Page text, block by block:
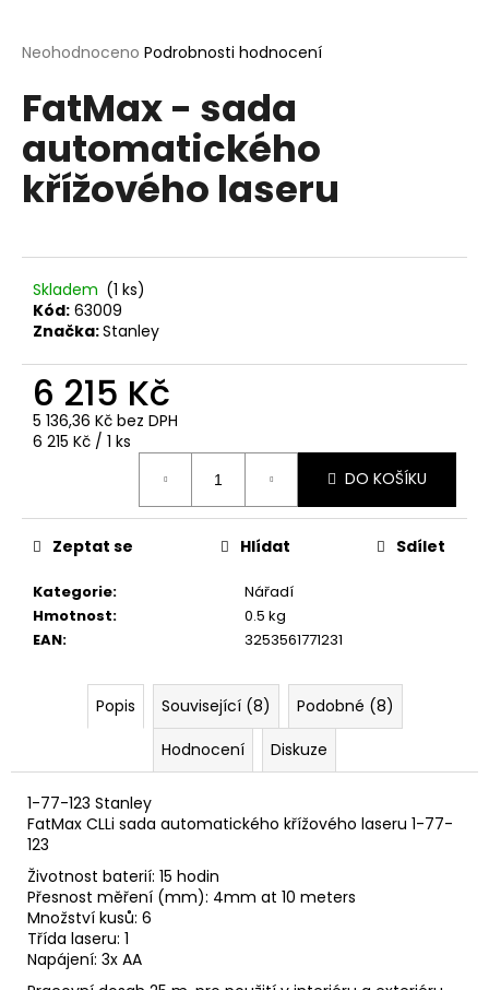
Průměrné
produktu
je
z
5
hvězdiček.
Neohodnoceno Podrobnosti hodnocení
FatMax - sada
automatického
křížového laseru
Skladem (1 ks)
Kód: 63009
Značka:Stanley
6 215 Kč
5 136,36 Kč bez DPH
Měrná
6 215 Kč / 1 ks
DO KOŠÍKU
Kategorie:
Nářadí
Hmotnost:
0.5 kg
EAN: 3253561771231
Zeptat se Hlídat Sdílet
Popis Související (8)
Podobné (8)
Hodnocení
Diskuze
1-77-123 Stanley
FatMax CLLi sada automatického křížového laseru 1-77-
123
Životnost baterií: 15 hodin
Přesnost měření (mm): 4mm at 10 meters
Množství kusů: 6
Třída laseru: 1
Napájení: 3x AA
j
t
?
HLEDAT
o
p
o
u
m
e